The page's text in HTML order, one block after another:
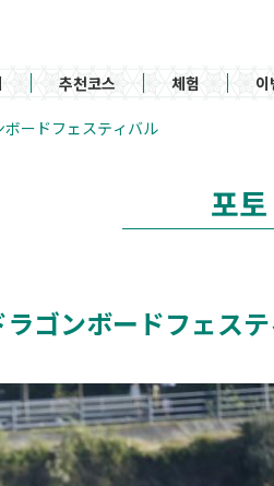
추천코스 체험 이
ードフェスティバル
포
ゴンボードフェス